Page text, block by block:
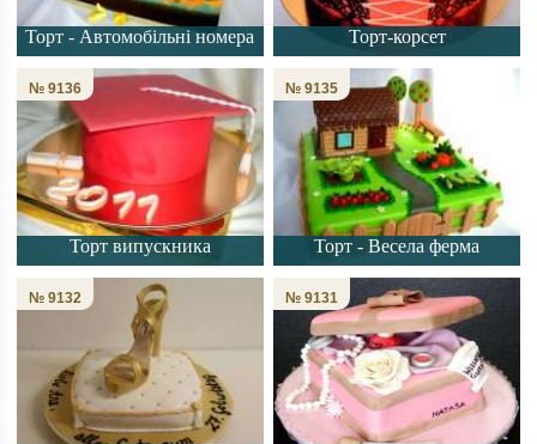
Торт - Автомобільні номера Торт-корсет
Торт випускника
№ 9136
Торт - Весела ферма
№ 9135
№ 9132 № 9131